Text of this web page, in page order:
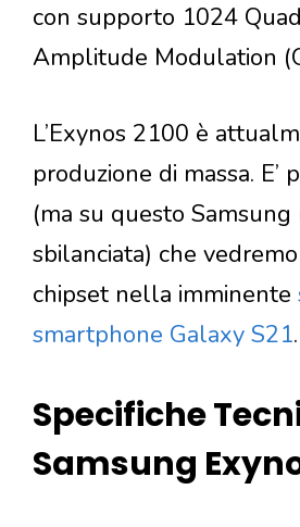
con supporto 1024
Amplitude Modulation
L’Exynos 2100 è
produzione di massa. E’
(ma su questo Samsung
sbilanciata) che
chipset nella imminente
smartphone Galaxy S21.
Specifiche
Samsung